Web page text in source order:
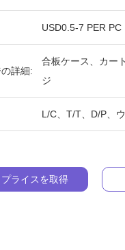
USD0.5-7 PER PC
詳細:
合板ケース、カー
ジ
L/C、T/T、D/P、
ライスを取得